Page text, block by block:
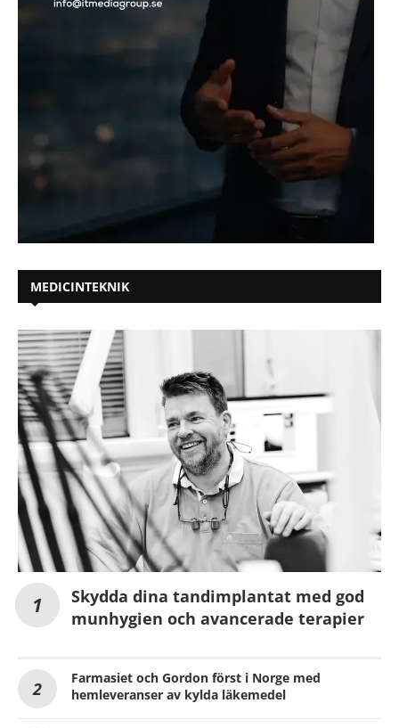
MEDICINTEKNIK
Skydda dina tandimplantat med god
munhygien och avancerade terapier
Farmasiet och Gordon först i Norge med
hemleveranser av kylda läkemedel